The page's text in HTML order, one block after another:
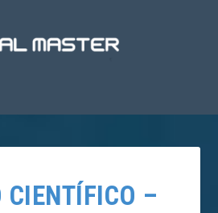
CIENTÍFICO –